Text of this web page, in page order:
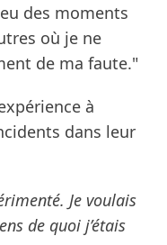
des moments
où je ne
de ma faute."
à
dans leur
Je voulais
de quoi j’étais